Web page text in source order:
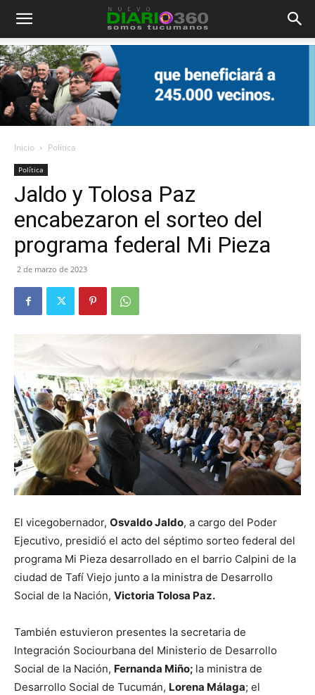
Diario
360
Inicio Política
Política
Jaldo y Tolosa Paz
encabezaron el sorteo del
programa federal Mi Pieza
2 de marzo de 2023
El vicegobernador, Osvaldo Jaldo, a cargo del Poder
Ejecutivo, presidió el acto del séptimo sorteo federal del
programa Mi Pieza desarrollado en el barrio Calpini de la
ciudad de Tafí Viejo junto a la ministra de Desarrollo
Social de la Nación, Victoria Tolosa Paz.
También estuvieron presentes la secretaria de
Integración Sociourbana del Ministerio de Desarrollo
Social de la Nación, Fernanda Miño; la ministra de
Desarrollo Social de Tucumán, Lorena Málaga; el